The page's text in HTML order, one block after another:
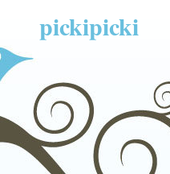
pickipicki